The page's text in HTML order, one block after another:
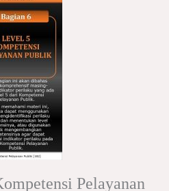
Pelayanan